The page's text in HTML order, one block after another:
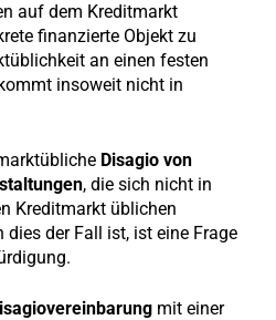
auf dem Kreditmarkt
finanzierte Objekt zu
an einen festen
insoweit nicht in
Disagio von
, die sich nicht in
Kreditmarkt üblichen
dies der Fall ist, ist eine Frage
mit einer